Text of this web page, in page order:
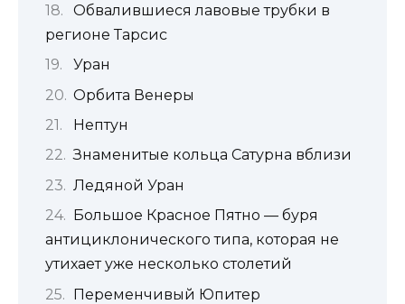
Обвалившиеся лавовые трубки в
регионе Тарсис
Уран
Орбита Венеры
Нептун
Знаменитые кольца Сатурна вблизи
Ледяной Уран
Большое Красное Пятно — буря
антициклонического типа, которая не
утихает уже несколько столетий
Переменчивый Юпитер